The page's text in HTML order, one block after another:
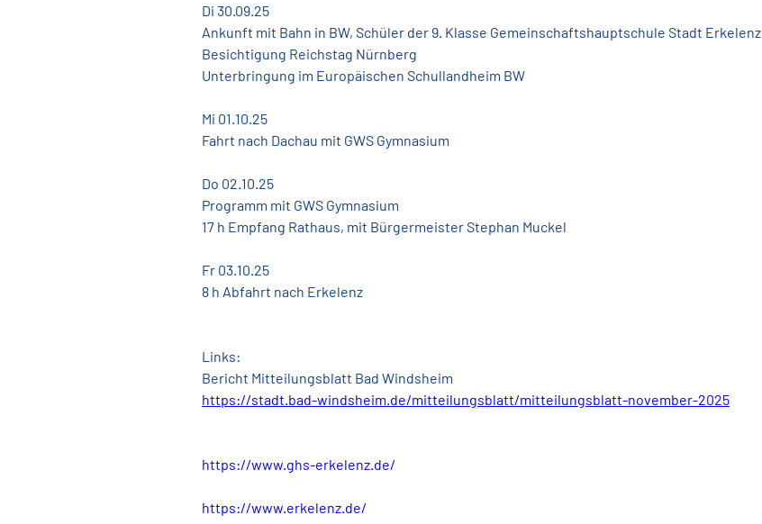
Di 30.09.25
Ankunft mit Bahn in BW, Schüler der 9. Klasse Gemeinschaftshauptschule Stadt Erkelenz
Besichtigung Reichstag Nürnberg
Unterbringung im Europäischen Schullandheim BW
Mi 01.10.25
Fahrt nach Dachau mit GWS Gymnasium
Do 02.10.25
Programm mit GWS Gymnasium
17 h Empfang Rathaus, mit Bürgermeister Stephan Muckel
Fr 03.10.25
8 h Abfahrt nach Erkelenz
Links:
Bericht Mitteilungsblatt Bad Windsheim
https://stadt.bad-windsheim.de/mitteilungsblatt/mitteilungsblatt-november-2025
https://www.ghs-erkelenz.de/
https://www.erkelenz.de/